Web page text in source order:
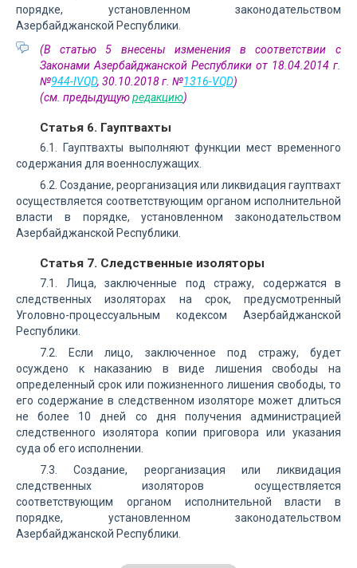
порядке, установленном законодательством
Азербайджанской Республики.
(В статью 5 внесены изменения в соответствии с
Законами Азербайджанской Республики от 18.04.2014 г.
№944-IVQD, 30.10.2018 г. №1316-VQD)
(см. предыдущуюредакцию)
Статья 6. Гауптвахты
6.1. Гауптвахты выполняют функции мест временного
содержания для военнослужащих.
6.2. Создание, реорганизация или ликвидация гауптвахт
осуществляется соответствующим органом исполнительной
власти в порядке, установленном законодательством
Азербайджанской Республики.
Статья 7. Следственные изоляторы
7.1. Лица, заключенные под стражу, содержатся в
следственных изоляторах на срок, предусмотренный
Уголовно-процессуальным кодексом Азербайджанской
Республики.
7.2. Если лицо, заключенное под стражу, будет
осуждено к наказанию в виде лишения свободы на
определенный срок или пожизненного лишения свободы, то
его содержание в следственном изоляторе может длиться
не более 10 дней со дня получения администрацией
следственного изолятора копии приговора или указания
суда об его исполнении.
7.3. Создание, реорганизация или ликвидация
следственных изоляторов осуществляется
соответствующим органом исполнительной власти в
порядке, установленном законодательством
Азербайджанской Республики.